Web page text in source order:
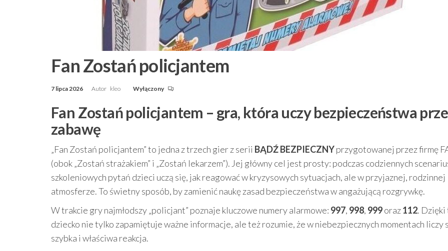
Fan Zostań policjantem
7 lipca 2026 Autor kleo Wyłączony
Fan Zostań policjantem – gra, która uczy bezpieczeństwa
zabawę
„Fan Zostań policjantem” to jedna z trzech gier z serii BĄDŹ BEZPIECZNYprzygotowanej przez firmę
(obok „Zostań strażakiem” i „Zostań lekarzem”). Jej główny cel jest prosty: podczas codziennych
szkoleniowych pytań dzieci uczą się, jak reagować w kryzysowych sytuacjach, ale w przyjaznej, rodzinnej
atmosferze. To świetny sposób, by zamienić naukę zasad bezpieczeństwa w angażującą rozgrywkę.
W trakcie gry najmłodszy „policjant” poznaje kluczowe numery alarmowe: 997, 998, 999oraz112. Dzięki
dziecko nie tylko zapamiętuje ważne informacje, ale też rozumie, że w niebezpiecznych momentach liczy
szybka i właściwa reakcja.